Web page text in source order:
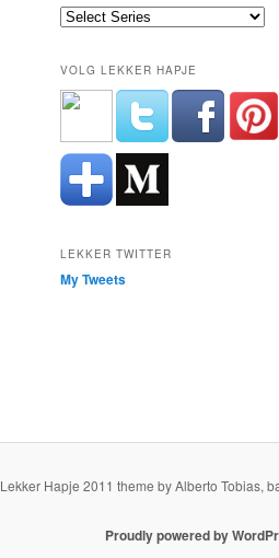
VOLG LEKKER HAPJE
LEKKER TWITTER
My Tweets
Lekker Hapje 2011 theme by Alberto Tobias,
Proudly powered by